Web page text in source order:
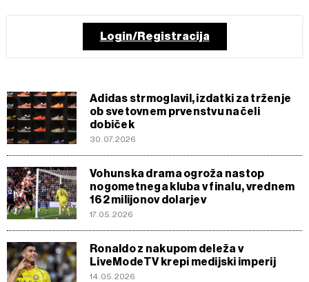
Login/Registracija
Adidas strmoglavil, izdatki za trženje
ob svetovnem prvenstvu načeli
dobiček
30.07.2026
Vohunska drama ogroža nastop
nogometnega kluba v finalu, vrednem
162 milijonov dolarjev
17.05.2026
Ronaldo z nakupom deleža v
LiveModeTV krepi medijski imperij
14.05.2026